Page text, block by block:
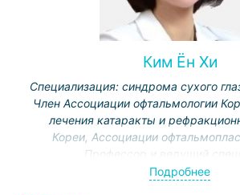
поражении сетчатки и
реконструктивные процедуры
Ким Ён Хи
Специализация: синдрома сухого
Член Ассоциации офтальмологии
лечения катаракты и
Кореи, Ассоциации
Профессор и ведущий
офтальмологчиеского отделения
Подробнее